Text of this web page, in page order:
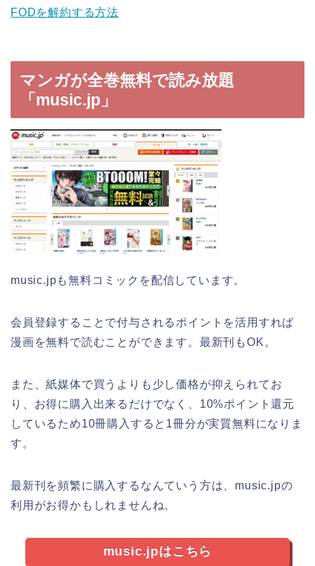
FODを解約する方法
マンガが全巻無料で読み放題
「music.jp」
music.jpも無料コミックを配信しています。
会員登録することで付与されるポイントを活用すれば
漫画を無料で読むことができます。最新刊もOK。
また、紙媒体で買うよりも少し価格が抑えられてお
り、お得に購入出来るだけでなく、10%ポイント還元
しているため10冊購入すると1冊分が実質無料になりま
す。
最新刊を頻繁に購入するなんていう方は、music.jpの
利用がお得かもしれませんね。
music.jpはこちら